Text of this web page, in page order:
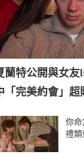
蘭特公開與女
「完美約會」超
你
禮